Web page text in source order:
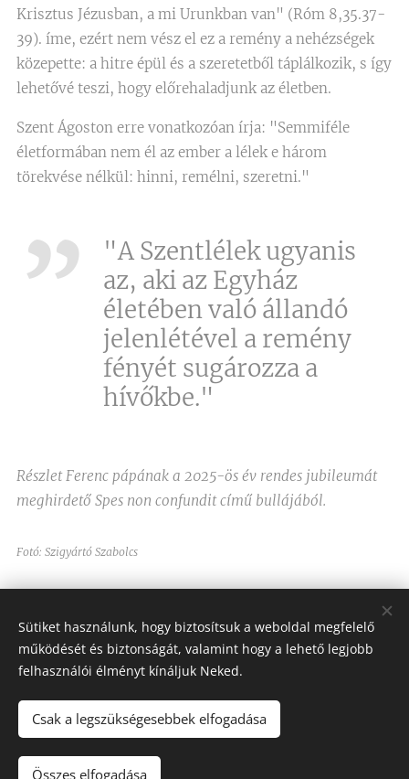
Krisztus Jézusban, a mi Urunkban van" (Róm 8,35.37-
39). íme, ezért nem vész el ez a remény a nehézségek
közepette: a hitre épül és a szeretetből táplálkozik, s így
lehetővé teszi, hogy előrehaladjunk az életben.
Szent Ágoston erre vonatkozóan írja: "Semmiféle
életformában nem él az ember a lélek e három
törekvése nélkül: hinni, remélni, szeretni."
"A Szentlélek ugyanis
az, aki az Egyház
életében való állandó
jelenlétével a remény
fényét sugározza a
hívőkbe."
Részlet Ferenc pápának a 2025-ös év rendes jubileumát
meghirdető Spes non confundit című bullájából.
Fotó: Szigyártó Szabolcs
Assisi Szent Ferenc Betegápoló Nővérei
Sütiket használunk, hogy biztosítsuk a weboldal megfelelő
működését és biztonságát, valamint hogy a lehető legjobb
felhasználói élményt kínáljuk Neked.
Csak a legszükségesebbek elfogadása
Összes elfogadása